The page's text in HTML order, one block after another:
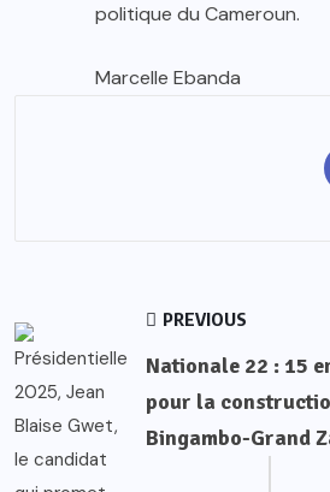
politique du Cameroun.
Marcelle Ebanda
PREVIOUS
Nationale 22 : 15
pour la
Bingambo-Grand